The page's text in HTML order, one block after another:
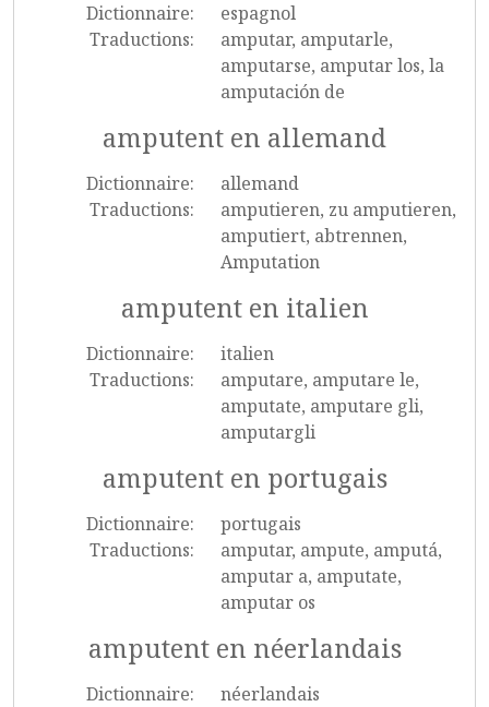
Dictionnaire:
espagnol
Traductions:
amputar, amputarle,
amputarse, amputar los, la
amputación de
amputent en allemand
Dictionnaire:
allemand
Traductions:
amputieren, zu amputieren,
amputiert, abtrennen,
Amputation
amputent en italien
Dictionnaire:
italien
Traductions:
amputare, amputare le,
amputate, amputare gli,
amputargli
amputent en portugais
Dictionnaire:
portugais
Traductions:
amputar, ampute, amputá,
amputar a, amputate,
amputar os
amputent en néerlandais
Dictionnaire:
néerlandais